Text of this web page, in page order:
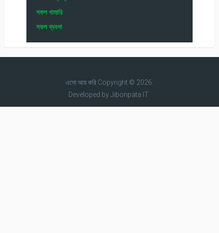
সফল খামারি
সফল ব্যবসা
এসো আয় করিCopyright © 2026.
Developed byJibonpata IT